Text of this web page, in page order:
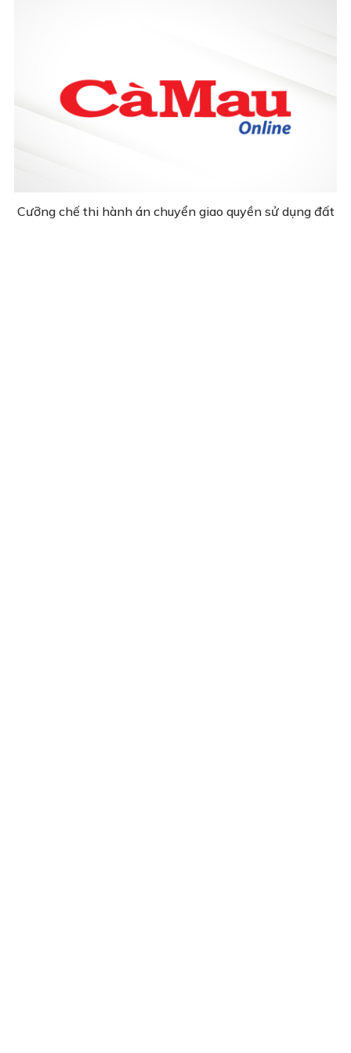
Cưỡng chế thi hành án chuyển giao quyền sử dụng đất